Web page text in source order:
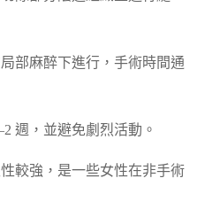
部麻醉下進行，手術時間通
週，並避免劇烈活動。
較強，是一些女性在非手術